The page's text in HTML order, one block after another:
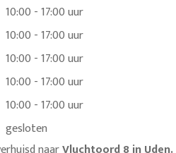
10:00 - 17:00 uur
10:00 - 17:00 uur
10:00 - 17:00 uur
10:00 - 17:00 uur
10:00 - 17:00 uur
gesloten